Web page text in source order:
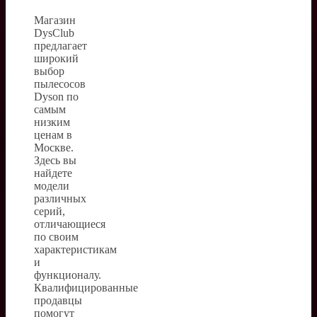
Магазин
DysClub
предлагает
широкий
выбор
пылесосов
Dyson по
самым
низким
ценам в
Москве.
Здесь вы
найдете
модели
различных
серий,
отличающиеся
по своим
характеристикам
и
функционалу.
Квалифицированные
продавцы
помогут